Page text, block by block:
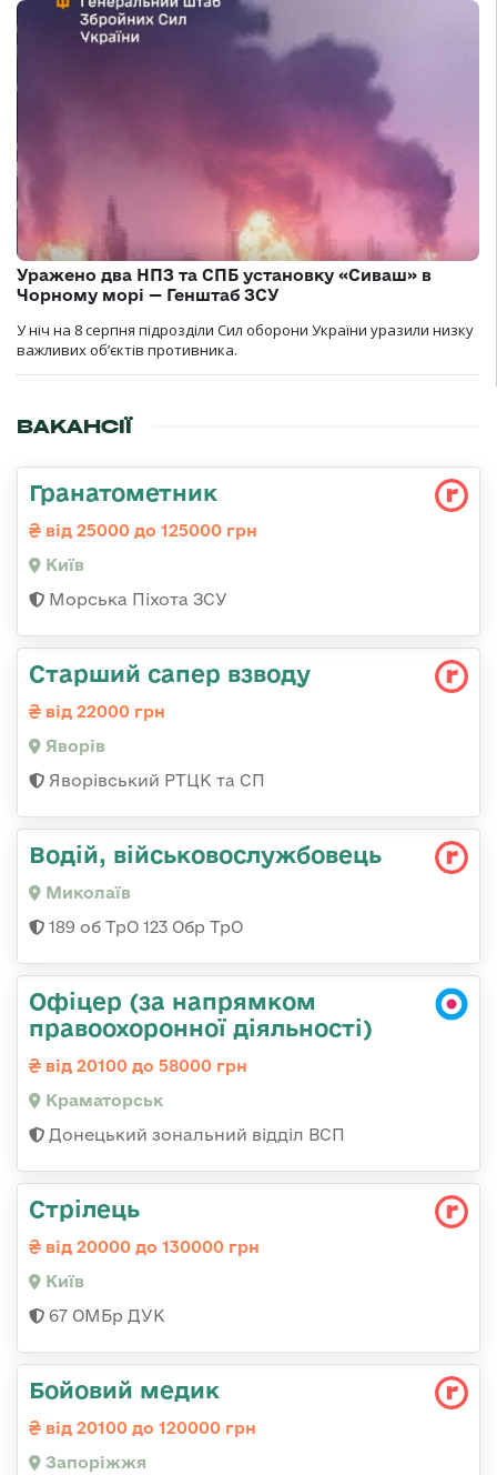
Уражено два НПЗ та СПБ установку «Сиваш» в
Чорному морі — Генштаб ЗСУ
У ніч на 8 серпня підрозділи Сил оборони України уразили низку
важливих об’єктів противника.
ВАКАНСІЇ
Гранатометник
від 25000 до 125000 грн
Київ
Морська Піхота ЗСУ
Старший сапер взводу
від 22000 грн
Яворів
Яворівський РТЦК та СП
Водій, військовослужбовець
Миколаїв
189 об ТрО 123 Обр ТрО
Офіцер (за напрямком
правоохоронної діяльності)
від 20100 до 58000 грн
Краматорськ
Донецький зональний відділ ВСП
Стрілець
від 20000 до 130000 грн
Київ
67 ОМБр ДУК
Бойовий медик
від 20100 до 120000 грн
Запоріжжя